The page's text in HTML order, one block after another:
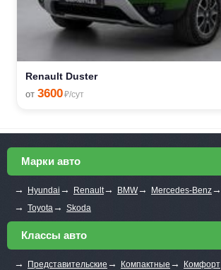
Renault Duster
от 3600₽/сут
Марки авто
→ Hyundai → Renault→ BMW→ Mercedes-Benz→
→ Toyota→ Skoda
Классы авто
→ Представительские → Компактные → Комфорт